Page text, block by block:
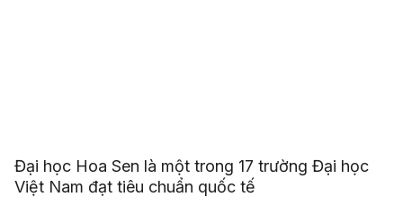
Đại học Hoa Sen là một trong 17 trường Đại học
Việt Nam đạt tiêu chuẩn quốc tế